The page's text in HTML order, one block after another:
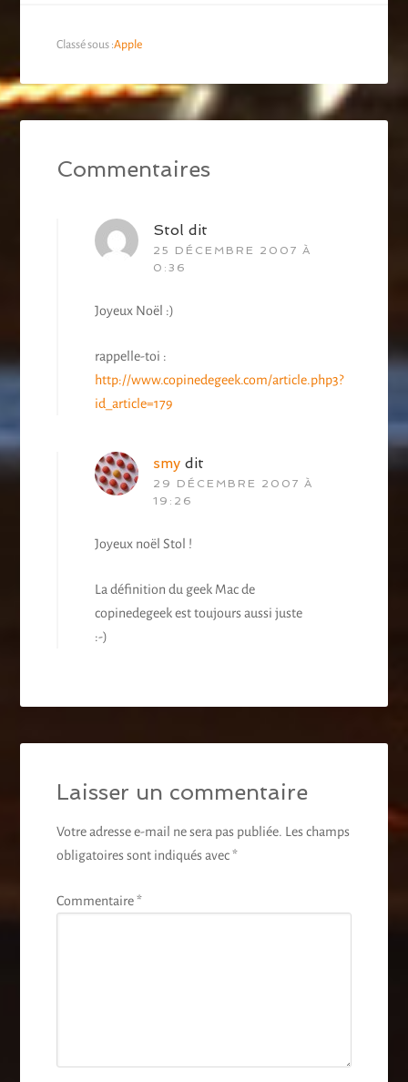
Classé sous :Apple
Commentaires
Stol dit
25 DÉCEMBRE 2007 À
0:36
Joyeux Noël :)
rappelle-toi :
http://www.copinedegeek.com/article.php3?
id_article=179
smy dit
29 DÉCEMBRE 2007 À
19:26
Joyeux noël Stol !
La définition du geek Mac de
copinedegeek est toujours aussi juste
:-)
Laisser un commentaire
Votre adresse e-mail ne sera pas publiée. Les champs
obligatoires sont indiqués avec*
Commentaire*